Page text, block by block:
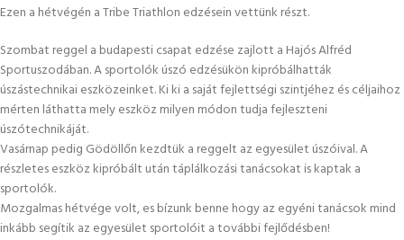
Ezen a hétvégén a Tribe Triathlon edzésein vettünk részt.
Szombat reggel a budapesti csapat edzése zajlott a Hajós Alfréd
Sportuszodában. A sportolók úszó edzésükön kipróbálhatták
úszástechnikai eszközeinket. Ki ki a saját fejlettségi szintjéhez és céljaihoz
mérten láthatta mely eszköz milyen módon tudja fejleszteni
úszótechnikáját.
Vasárnap pedig Gödöllőn kezdtük a reggelt az egyesület úszóival. A
részletes eszköz kipróbált után táplálkozási tanácsokat is kaptak a
sportolók.
Mozgalmas hétvége volt, es bízunk benne hogy az egyéni tanácsok mind
inkább segítik az egyesület sportolóit a további fejlődésben!